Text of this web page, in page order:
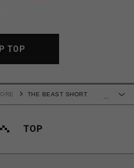
TOP
THE BEAST SHORT